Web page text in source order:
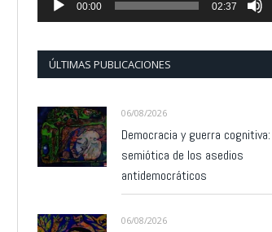
00:00 02:37
ÚLTIMAS PUBLICACIONES
06/08/2026
Democracia y guerra
semiótica de los asedios
antidemocráticos
06/08/2026